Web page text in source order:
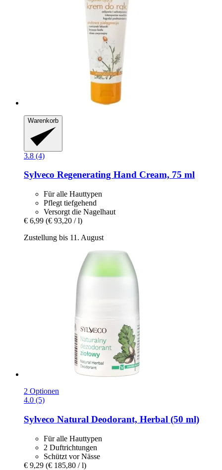
Warenkorb
3.8 (4)
Sylveco Regenerating Hand Cream, 75 ml
Für alle Hauttypen
Pflegt tiefgehend
Versorgt die Nagelhaut
€ 6,99 (€ 93,20 / l)
Zustellung bis 11. August
2 Optionen
4.0 (5)
Sylveco Natural Deodorant, Herbal (50 ml)
Für alle Hauttypen
2 Duftrichtungen
Schützt vor Nässe
€ 9,29 (€ 185,80 / l)